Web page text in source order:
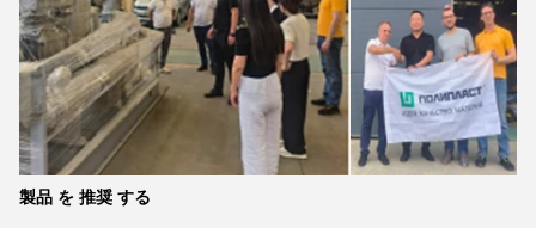
製品 を 推奨 する